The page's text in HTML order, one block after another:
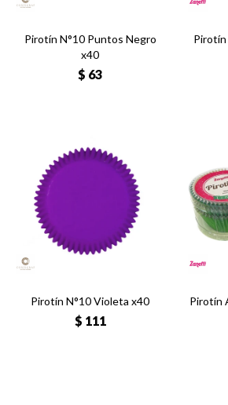
Pirotín N°10 Puntos Negro
x40
$ 63
Pirotín N°10 Violeta x40
$ 111
Pirotín